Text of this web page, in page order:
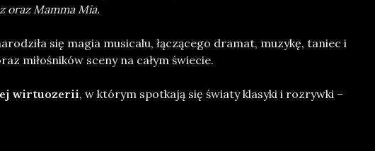
oraz Mamma Mia.
się magia musicalu, łączącego dramat, muzykę, taniec i
miłośników sceny na całym świecie.
wirtuozerii, w którym spotkają się światy klasyki i rozrywki –